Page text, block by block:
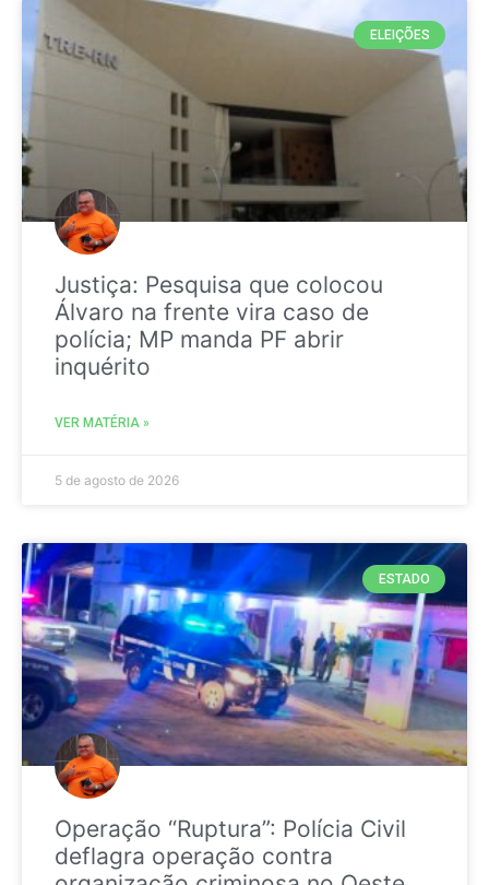
ELEIÇÕES
Justiça: Pesquisa que colocou
Álvaro na frente vira caso de
polícia; MP manda PF abrir
inquérito
VER MATÉRIA »
5 de agosto de 2026
ESTADO
Operação “Ruptura”: Polícia Civil
deflagra operação contra